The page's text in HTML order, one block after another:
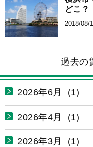
どこ？
2018/08/
過去の
2026年6月 (1)
2026年4月 (1)
2026年3月 (1)